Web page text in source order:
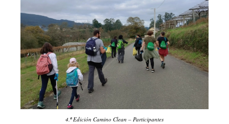
4.ª Edición Camino Clean – Participantes